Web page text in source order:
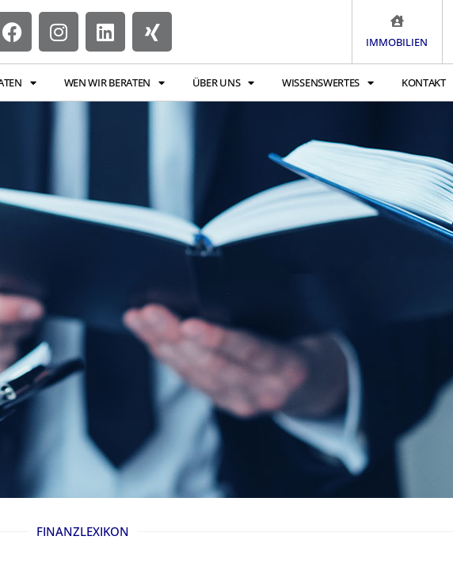
IMMOBILIEN
WEN WIR BERATEN ÜBER UNS WISSENSWERTES KONTAKT
FINANZLEXIKON